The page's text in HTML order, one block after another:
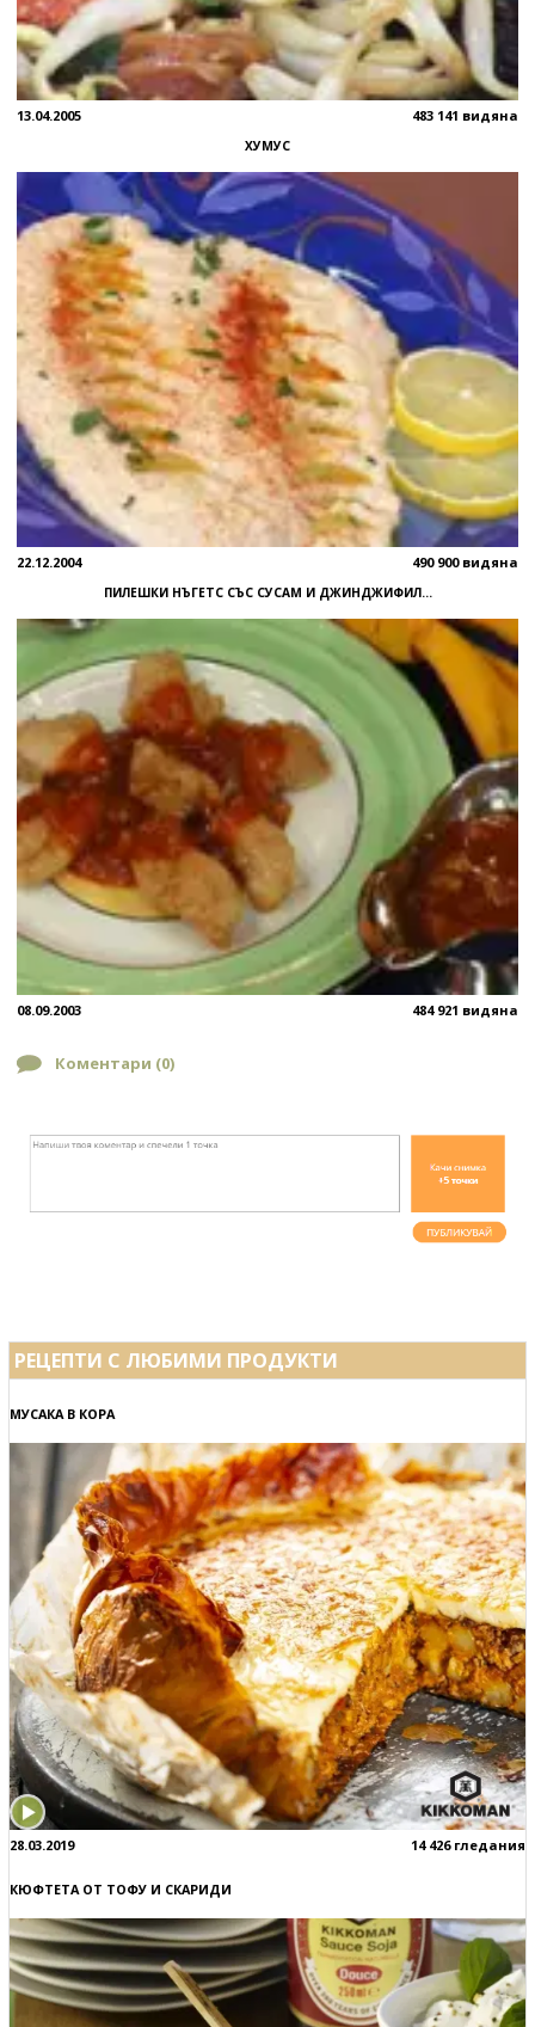
13.04.2005 483 141 видяна
ХУМУС
22.12.2004 490 900 видяна
ПИЛЕШКИ НЪГЕТС СЪС СУСАМ И ДЖИНДЖИФИЛ...
08.09.2003 484 921 видяна
Коментари (0)
РЕЦЕПТИ С ЛЮБИМИ ПРОДУКТИ
МУСАКА В КОРА
28.03.2019 14 426 гледания
КЮФТЕТА ОТ ТОФУ И СКАРИДИ